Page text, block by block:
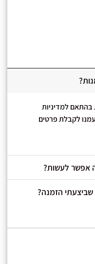
בהתאםלמדיניות
לקבלת פרטים
אפשר לעשות?
הזמנה?